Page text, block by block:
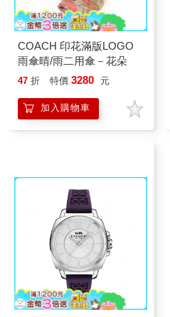
COACH 印花滿版LOGO
雨傘晴/雨二用傘－花朵
47 折 特價 3280 元
加入購物車